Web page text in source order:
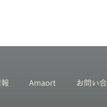
Amaort お問い